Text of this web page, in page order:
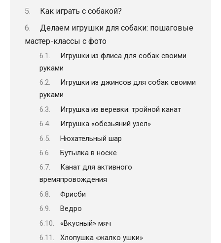
Как играть с собакой?
Делаем игрушки для собаки: пошаговые
мастер-классы с фото
Игрушки из флиса для собак своими
руками
Игрушки из джинсов для собак своими
руками
Игрушка из веревки: тройной канат
Игрушка «обезьяний узел»
Нюхательный шар
Бутылка в носке
Канат для активного
времяпровождения
Фрисби
Ведро
«Вкусный» мяч
Хлопушка «жалко ушки»